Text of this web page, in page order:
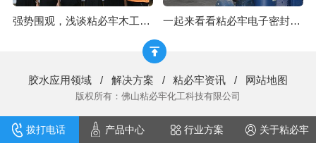
强势围观，浅谈粘必牢木工胶的种类 一起来看看粘必牢电子密封胶的使用注意事项
胶水应用领域 / 解决方案 / 粘必牢资讯 / 网站地图
版权所有：佛山粘必牢化工科技有限公司
拨打电话 产品中心 行业方案 关于粘必牢